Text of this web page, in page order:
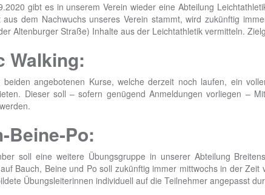
gibt es in unserem Verein wieder eine Abteilung
aus dem Nachwuchs unseres Verein stammt, wird zukünftig
Altenburger Straße) Inhalte aus der Leichtathletik vermitteln.
Walking:
beiden angebotenen Kurse, welche derzeit noch laufen, ein
Dieser soll – sofern genügend Anmeldungen vorliegen –
Beine-Po:
soll eine weitere Übungsgruppe in unserer Abteilung
Bauch, Beine und Po soll zukünftig immer mittwochs in der
Übungsleiterinnen individuell auf die Teilnehmer angepasst